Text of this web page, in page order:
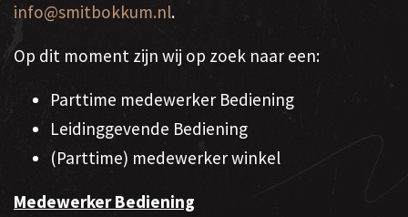
info@smitbokkum.nl.
Op dit moment zijn wij op zoek naar een:
Parttime medewerker Bediening
Leidinggevende Bediening
(Parttime) medewerker winkel
Medewerker Bediening